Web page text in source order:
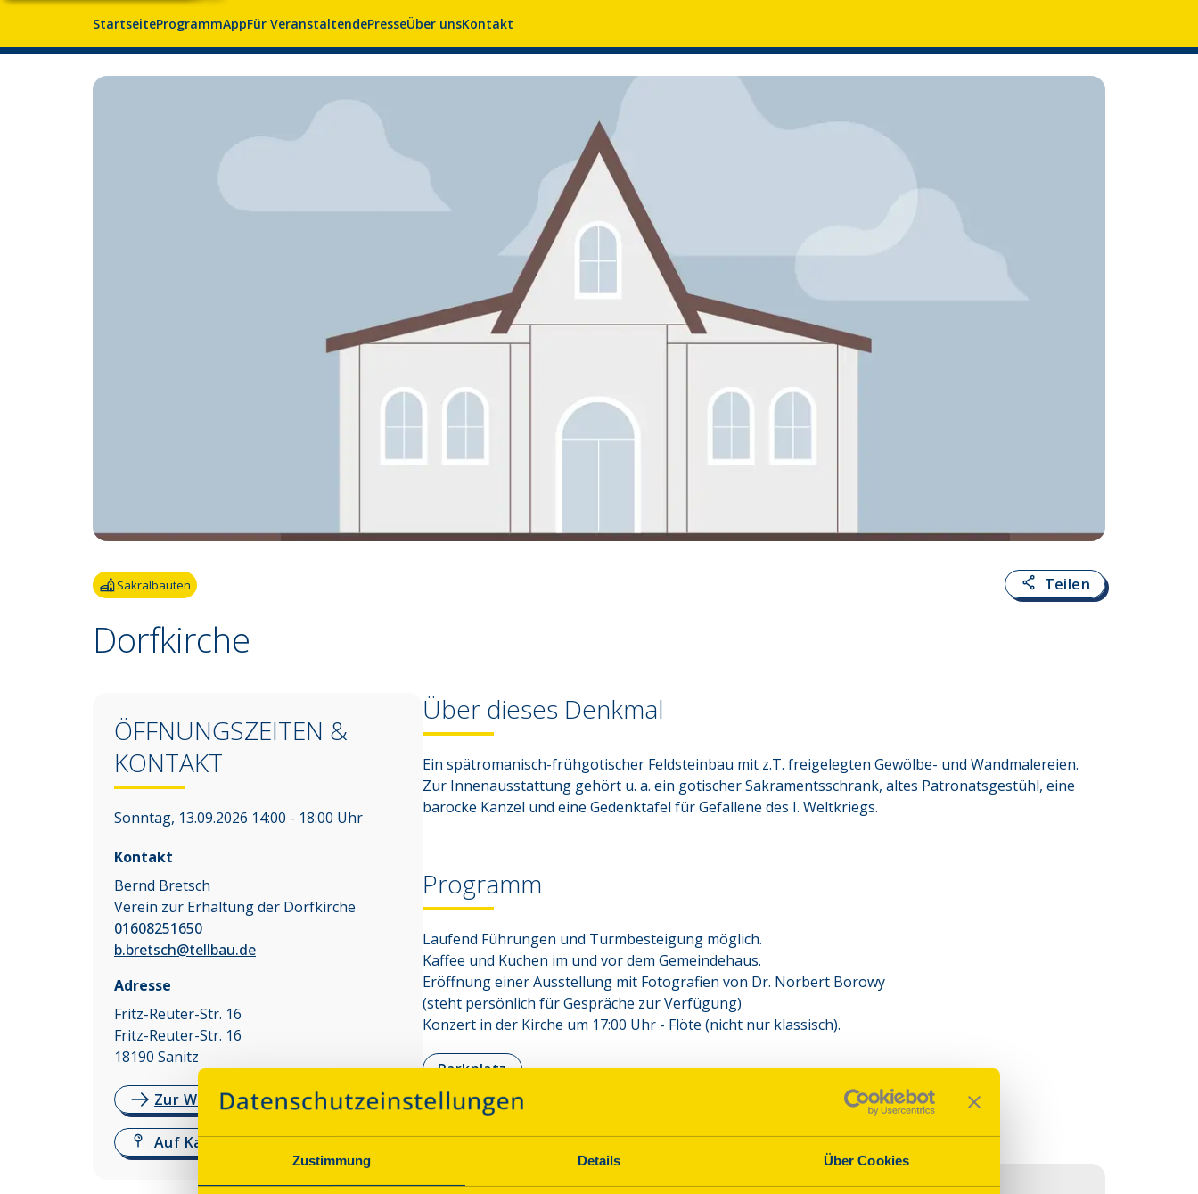
Zustimmung Details Über Cookies
StartseiteProgrammAppFür VeranstaltendePresseÜber unsKontakt
Sakralbauten Teilen
Dorfkirche
ÖFFNUNGSZEITEN &
KONTAKT
Sonntag, 13.09.2026 14:00 - 18:00 Uhr
Kontakt
Bernd Bretsch
Verein zur Erhaltung der Dorfkirche
01608251650
b.bretsch@tellbau.de
Adresse
Fritz-Reuter-Str. 16
Fritz-Reuter-Str. 16
18190 Sanitz
Zur Website
Auf Karte anzeigen
Über dieses Denkmal
Ein spätromanisch-frühgotischer Feldsteinbau mit z.T. freigelegten Gewölbe- und Wandmalereien.
Zur Innenausstattung gehört u. a. ein gotischer Sakramentsschrank, altes Patronatsgestühl, eine
barocke Kanzel und eine Gedenktafel für Gefallene des I. Weltkriegs.
Programm
Laufend Führungen und Turmbesteigung möglich.
Kaffee und Kuchen im und vor dem Gemeindehaus.
Eröffnung einer Ausstellung mit Fotografien von Dr. Norbert Borowy
(steht persönlich für Gespräche zur Verfügung)
Konzert in der Kirche um 17:00 Uhr - Flöte (nicht nur klassisch).
Parkplatz
Imbissangebot